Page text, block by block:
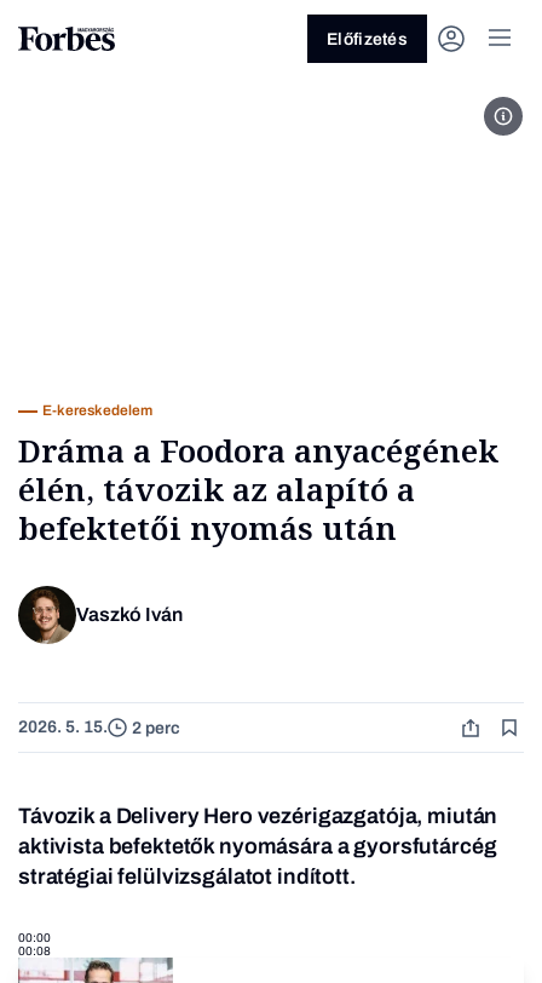
Üzlet
Előfizetés
E-kereskedelem
Dráma a Foodora anyacégének
élén, távozik az alapító a
befektetői nyomás után
Vaszkó Iván
2026. 5. 15. 2 perc
Távozik a Delivery Hero vezérigazgatója, miután
aktivista befektetők nyomására a gyorsfutárcég
stratégiai felülvizsgálatot indított.
00:00
00:08